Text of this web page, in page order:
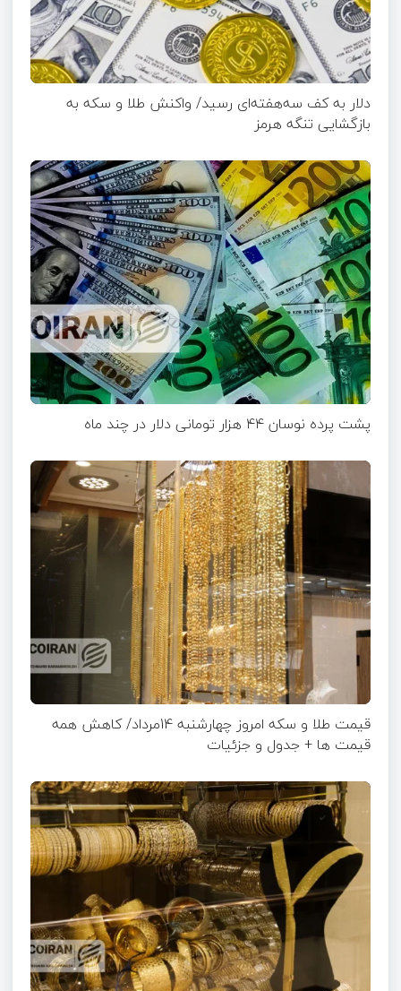
دلار به کف سه‌هفته‌ای رسید/ واکنش طلا و سکه به
بازگشایی تنگه هرمز
پشت پرده نوسان ۴۴ هزار تومانی دلار در چند ماه
قیمت طلا و سکه امروز چهارشنبه 14مرداد/ کاهش همه
قیمت ها + جدول و جزئیات